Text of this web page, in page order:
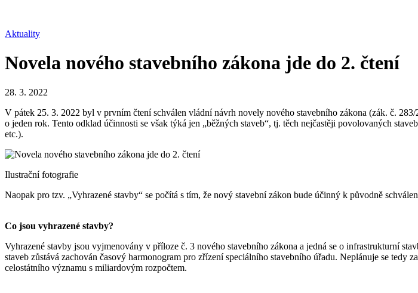
Aktuality
Novela nového stavebního zákona jde do 2. čtení
28. 3. 2022
V pátek 25. 3. 2022 byl v prvním čtení schválen vládní návrh novely nového stavebního zákona (zák. č.
o jeden rok. Tento odklad účinnosti se však týká jen „běžných staveb“, tj. těch nejčastěji povolovaných
etc.).
Ilustrační fotografie
Naopak pro tzv. „Vyhrazené stavby“ se počítá s tím, že nový stavební zákon bude účinný k původně
Co jsou vyhrazené stavby?
Vyhrazené stavby jsou vyjmenovány v příloze č. 3 nového stavebního zákona a jedná se o infrastrukturní
staveb zůstává zachován časový harmonogram pro zřízení speciálního stavebního úřadu. Neplánuje se
celostátního významu s miliardovým rozpočtem.